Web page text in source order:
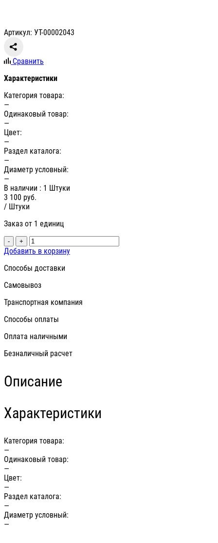
Артикул: УТ-00002043
Сравнить
Характеристики
Категория товара:
—
Одинаковый товар:
—
Цвет:
—
Раздел каталога:
—
Диаметр условный:
—
В наличии : 1 Штуки
3 100 руб.
/ Штуки
Заказ от 1 единиц
- +
Добавить в корзину
Способы доставки
Самовывоз
Транспортная компания
Способы оплаты
Оплата наличными
Безналичный расчет
Описание
Характеристики
Категория товара:
—
Одинаковый товар:
—
Цвет:
—
Раздел каталога:
—
Диаметр условный:
—